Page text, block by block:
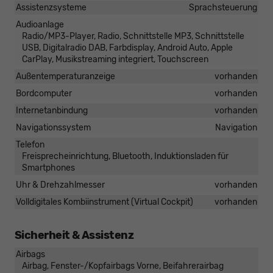
Assistenzsysteme
Sprachsteuerung
Audioanlage
Radio/MP3-Player, Radio, Schnittstelle MP3, Schnittstelle
USB, Digitalradio DAB, Farbdisplay, Android Auto, Apple
CarPlay, Musikstreaming integriert, Touchscreen
Außentemperaturanzeige
vorhanden
Bordcomputer
vorhanden
Internetanbindung
vorhanden
Navigationssystem
Navigation
Telefon
Freisprecheinrichtung, Bluetooth, Induktionsladen für
Smartphones
Uhr & Drehzahlmesser
vorhanden
Volldigitales Kombiinstrument (Virtual Cockpit)
vorhanden
Sicherheit & Assistenz
Airbags
Airbag, Fenster-/Kopfairbags Vorne, Beifahrerairbag